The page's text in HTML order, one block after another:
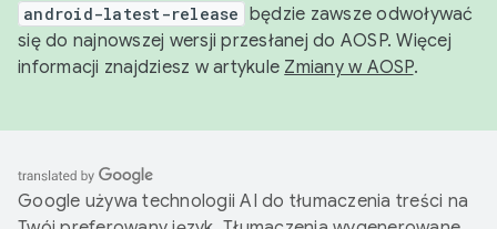
android-latest-release będzie zawsze odwoływać
się do najnowszej wersji przesłanej do AOSP. Więcej
informacji znajdziesz w artykule Zmiany w AOSP.
Google używa technologii AI do tłumaczenia treści na